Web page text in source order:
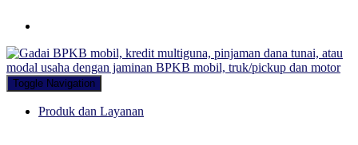
Toggle Navigation
Produk dan Layanan